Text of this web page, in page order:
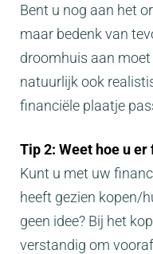
Bent u nog aan het
maar bedenk van
droomhuis aan moet
natuurlijk ook
financiële plaatje
Tip 2: Weet hoe u
Kunt u met uw
heeft gezien kopen/
geen idee? Bij het
verstandig om